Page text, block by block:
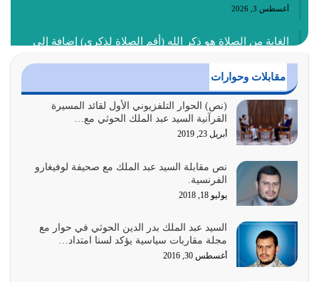
أغسطس 3, 2026
الغاية من الصلاة هو ذكر الله (أقم الصلاة لذكري) إضافة إلى
أغسطس 2, 2026
السبب الرئيسي لشقاء الأمة الابتعاد عن كتاب الله والتعدي
لحدود الله بالإضافات للدين
أغسطس 1, 2026
أبرز أسباب الشقاء هو الإعراض عن ذكر الله وعن هدى الله
المتمثل في القرآن الكريم
يوليو 31, 2026
أولياء الشيطان كلما كانوا أكثر ولاءً وطاعة للشيطان كلما كانوا
أكثر ضعفاً
يوليو 30, 2026
مقابلات وحوارات
(نص) الحوار التلفزيوني الأول لقائد المسيرة
القرآنية السيد عبد الملك الحوثي مع…
أبريل 23, 2019
نص مقابلة السيد عبد الملك مع صحيفة لوفيغارو
الفرنسية.
يوليو 18, 2018
السيد عبد الملك بدر الدين الحوثي في حوار مع
مجلة مقاربات سياسية يؤكد لسنا امتداد…
أغسطس 30, 2016